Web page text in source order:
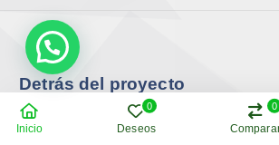
Detrás del proyecto
Somos una tienda online ecuatoriana
Inicio
0
Deseos
0